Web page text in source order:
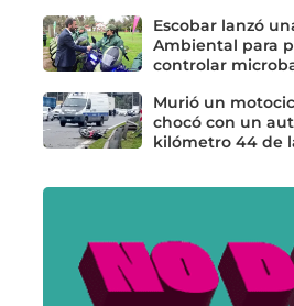
Escobar lanzó
Ambiental para
controlar
Murió un
chocó con un
kilómetro 44 de